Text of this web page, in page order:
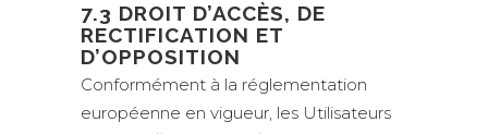
7.3 DROIT D’ACCÈS, DE
RECTIFICATION ET
D’OPPOSITION
Conformément à la réglementation
européenne en vigueur, les Utilisateurs